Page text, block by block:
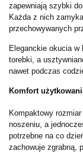
zapewniają szybki
Każda z nich
przechowywanych
Eleganckie okucia w
torebki, a
nawet podczas
Komfort
Kompaktowy
noszeniu, a
potrzebne na co
zachowuje zgrabną,